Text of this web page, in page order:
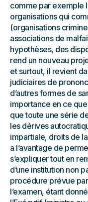
comme par exemple
organisations qui
(organisations
associations de
hypothèses, des
rend un nouveau
et surtout, il revient
judiciaires de
d’autres formes de
importance en ce
que toute une série
les dérives
impartiale, droits de
a l’avantage de
s’expliquer tout en
d’une institution non
procédure prévue
l’examen, étant